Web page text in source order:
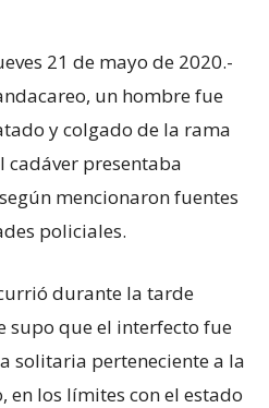
21 de mayo de 2020.-
un hombre fue
y colgado de la rama
cadáver presentaba
mencionaron fuentes
policiales.
durante la tarde
supo que el interfecto fue
solitaria perteneciente a la
los límites con el estado